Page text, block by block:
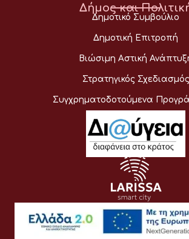
Δήμος και
Δημοτικό Συμβούλιο
Δημοτική Επιτροπή
Βιώσιμη Αστική
Στρατηγικός Σχεδιασμός
Συγχρηματοδοτούμενα